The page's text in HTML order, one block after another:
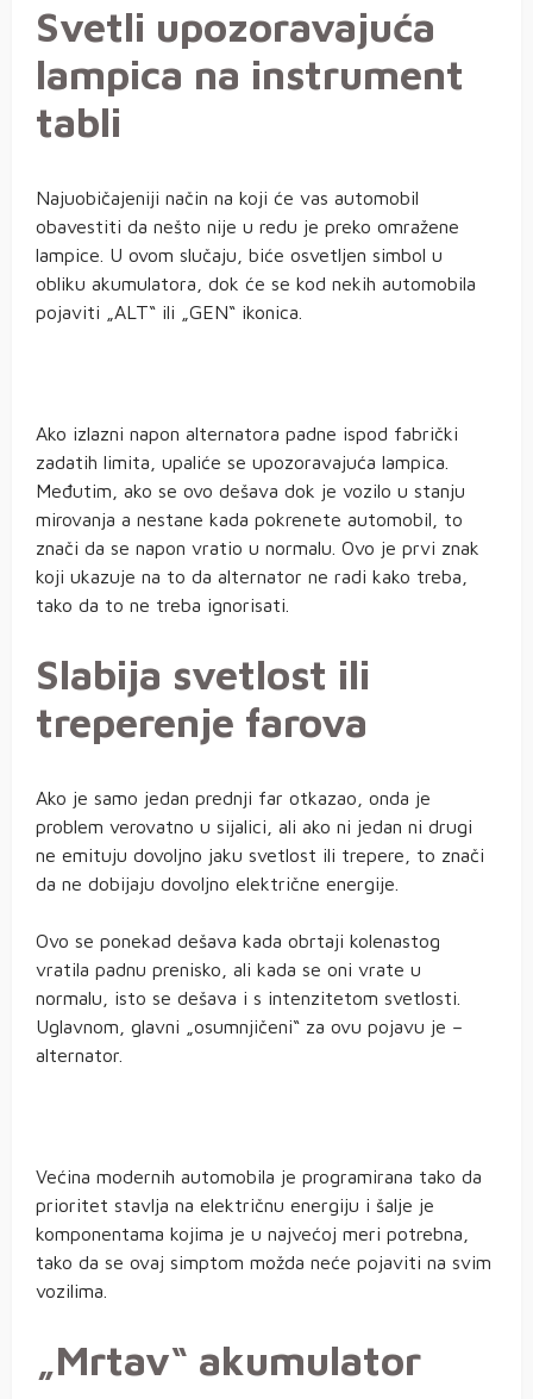
Svetli upozoravajuća
lampica na instrument
tabli
Najuobičajeniji način na koji će vas automobil
obavestiti da nešto nije u redu je preko omražene
lampice. U ovom slučaju, biće osvetljen simbol u
obliku akumulatora, dok će se kod nekih automobila
pojaviti „ALT“ ili „GEN“ ikonica.
Ako izlazni napon alternatora padne ispod fabrički
zadatih limita, upaliće se upozoravajuća lampica.
Međutim, ako se ovo dešava dok je vozilo u stanju
mirovanja a nestane kada pokrenete automobil, to
znači da se napon vratio u normalu. Ovo je prvi znak
koji ukazuje na to da alternator ne radi kako treba,
tako da to ne treba ignorisati.
Slabija svetlost ili
treperenje farova
Ako je samo jedan prednji far otkazao, onda je
problem verovatno u sijalici, ali ako ni jedan ni drugi
ne emituju dovoljno jaku svetlost ili trepere, to znači
da ne dobijaju dovoljno električne energije.
Ovo se ponekad dešava kada obrtaji kolenastog
vratila padnu prenisko, ali kada se oni vrate u
normalu, isto se dešava i s intenzitetom svetlosti.
Uglavnom, glavni „osumnjičeni“ za ovu pojavu je –
alternator.
Većina modernih automobila je programirana tako da
prioritet stavlja na električnu energiju i šalje je
komponentama kojima je u najvećoj meri potrebna,
tako da se ovaj simptom možda neće pojaviti na svim
vozilima.
„Mrtav“ akumulator